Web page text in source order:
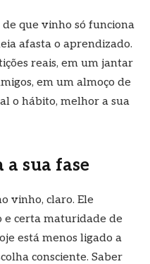
que vinho só funciona
afasta o aprendizado.
reais, em um jantar
em um almoço de
o hábito, melhor a sua
sua fase
vinho, claro. Ele
e certa maturidade de
está menos ligado a
consciente. Saber